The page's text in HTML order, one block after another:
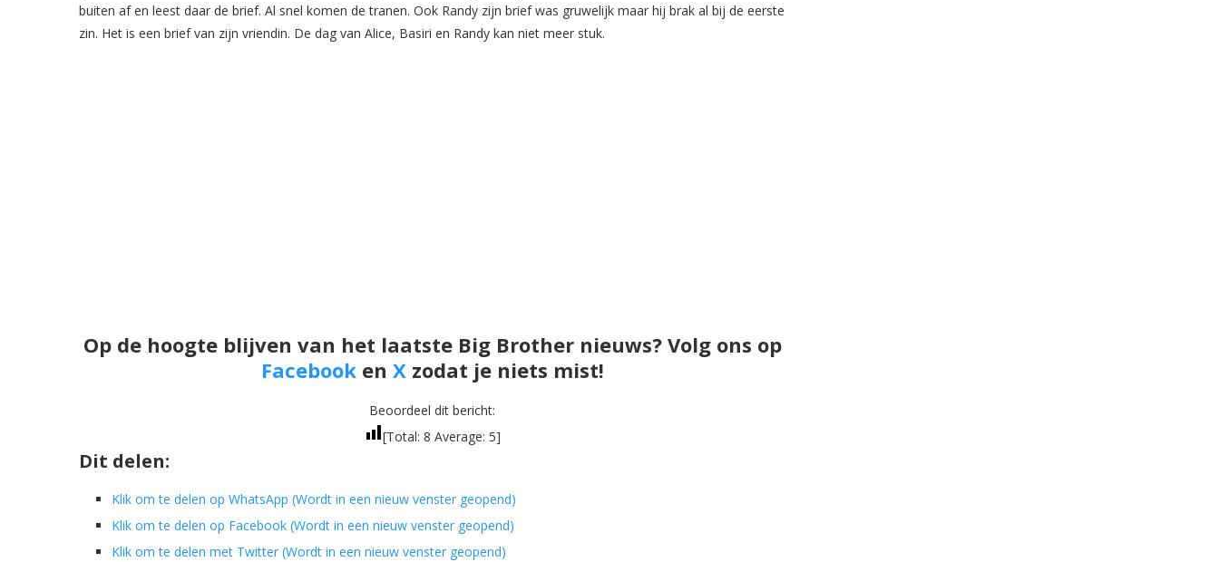
buiten af en leest daar de brief. Al snel komen de tranen. Ook Randy zijn brief was gruwelijk maar hij brak al bij de eerste
zin. Het is een brief van zijn vriendin. De dag van Alice, Basiri en Randy kan niet meer stuk.
Op de hoogte blijven van het laatste Big Brother nieuws? Volg ons op
Facebooken Xzodat je niets mist!
Beoordeel dit bericht:
[Total: 8 Average: 5]
Dit delen:
Klik om te delen op WhatsApp (Wordt in een nieuw venster geopend)
Klik om te delen op Facebook (Wordt in een nieuw venster geopend)
Klik om te delen met Twitter (Wordt in een nieuw venster geopend)